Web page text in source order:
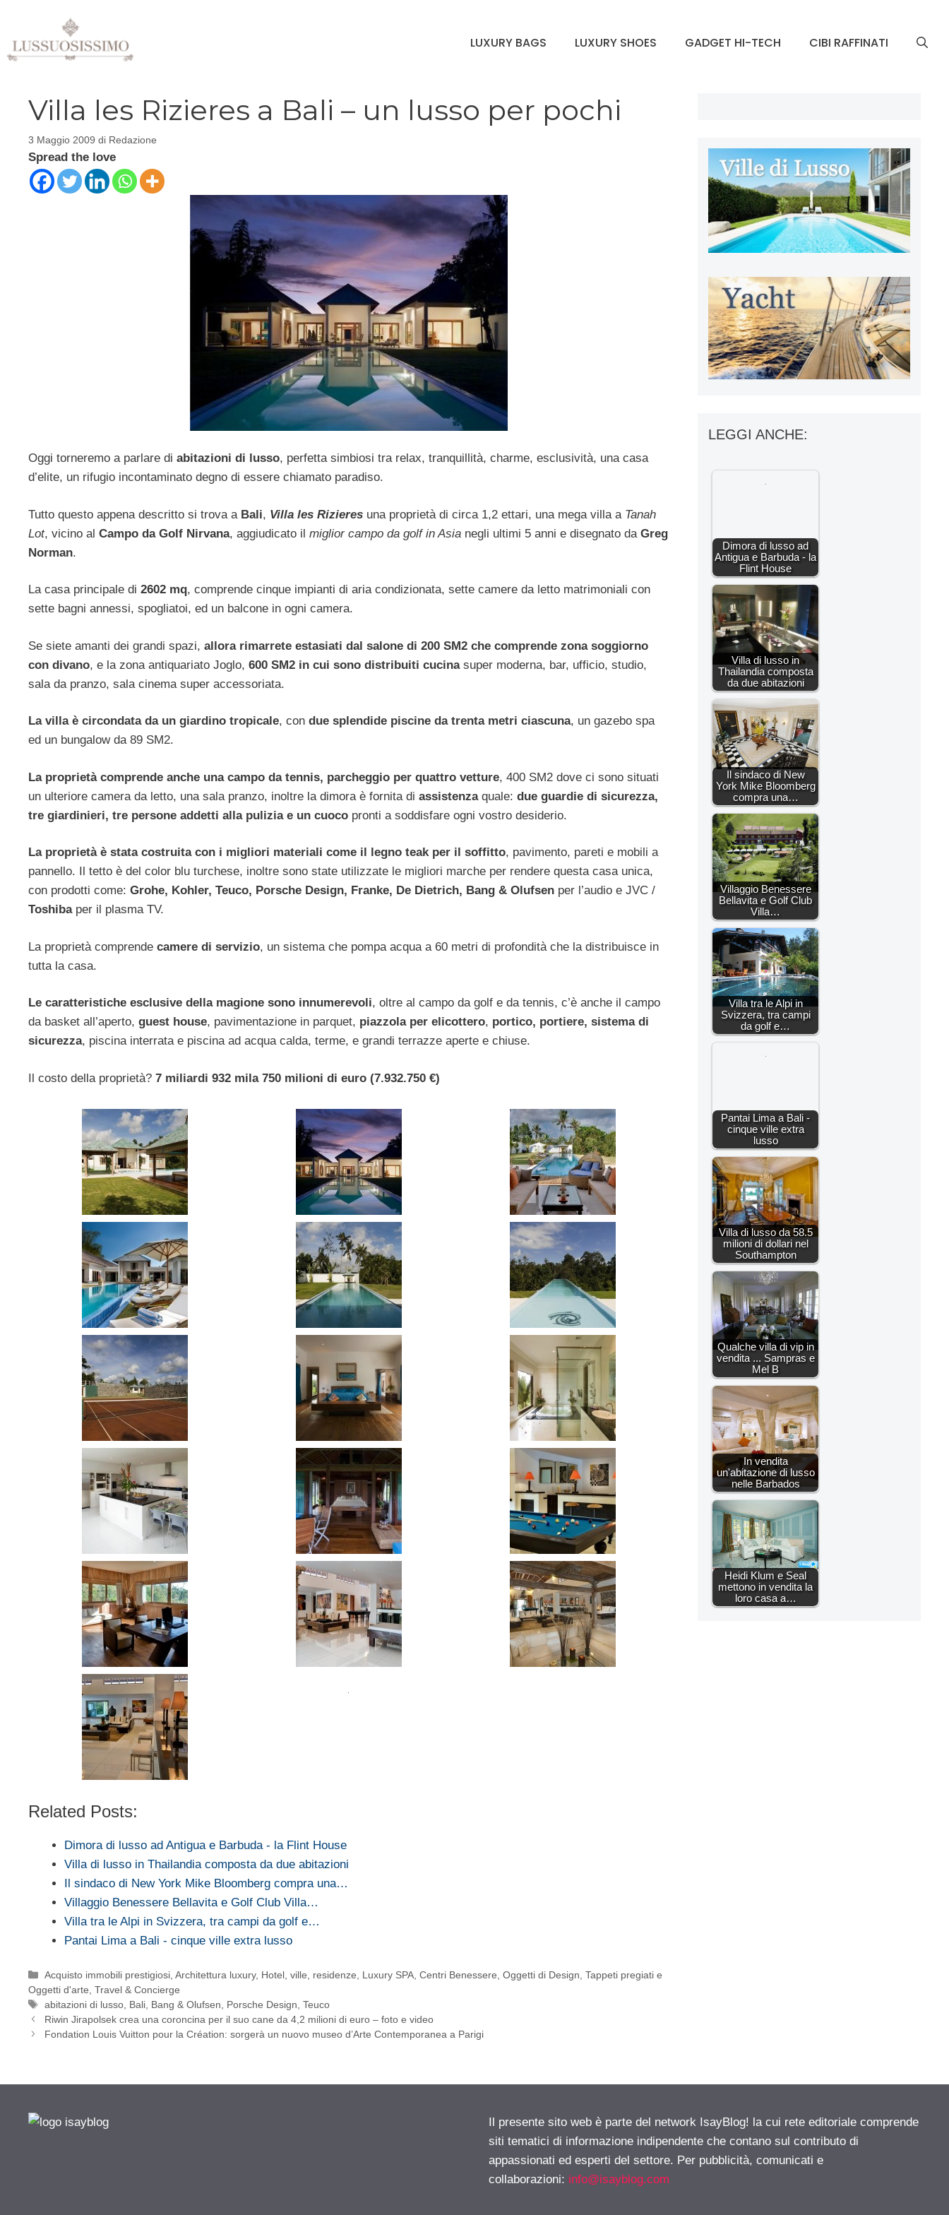
contenuto
LUXURY BAGS LUXURY SHOES GADGET HI-TECH CIBI RAFFINATI
Villa les Rizieres a Bali – un lusso per pochi
3 Maggio 2009 di Redazione
Spread the love
Oggi torneremo a parlare di abitazioni di lusso, perfetta simbiosi tra relax, tranquillità, charme, esclusività, una casa
d’elite, un rifugio incontaminato degno di essere chiamato paradiso.
Tutto questo appena descritto si trova a Bali, Villa les Rizieres una proprietà di circa 1,2 ettari, una mega villa a Tanah
Lot, vicino al Campo da Golf Nirvana, aggiudicato il miglior campo da golf in Asia negli ultimi 5 anni e disegnato da Greg
Norman.
La casa principale di 2602 mq, comprende cinque impianti di aria condizionata, sette camere da letto matrimoniali con
sette bagni annessi, spogliatoi, ed un balcone in ogni camera.
Se siete amanti dei grandi spazi, allora rimarrete estasiati dal salone di 200 SM2 che comprende zona soggiorno
con divano, e la zona antiquariato Joglo, 600 SM2 in cui sono distribuiti cucinasuper moderna, bar, ufficio, studio,
sala da pranzo, sala cinema super accessoriata.
La villa è circondata da un giardino tropicale, con due splendide piscine da trenta metri ciascuna, un gazebo spa
ed un bungalow da 89 SM2.
La proprietà comprende anche una campo da tennis, parcheggio per quattro vetture, 400 SM2 dove ci sono situati
un ulteriore camera da letto, una sala pranzo, inoltre la dimora è fornita di assistenzaquale: due guardie di sicurezza,
tre giardinieri, tre persone addetti alla pulizia e un cuoco pronti a soddisfare ogni vostro desiderio.
La proprietà è stata costruita con i migliori materiali come il legno teak per il soffitto, pavimento, pareti e mobili a
pannello. Il tetto è del color blu turchese, inoltre sono state utilizzate le migliori marche per rendere questa casa unica,
con prodotti come: Grohe, Kohler, Teuco, Porsche Design, Franke, De Dietrich, Bang & Olufsen per l’audio e JVC /
Toshibaper il plasma TV.
La proprietà comprende camere di servizio, un sistema che pompa acqua a 60 metri di profondità che la distribuisce in
tutta la casa.
Le caratteristiche esclusive della magione sono innumerevoli, oltre al campo da golf e da tennis, c’è anche il campo
da basket all’aperto, guest house, pavimentazione in parquet, piazzola per elicottero, portico, portiere, sistema di
sicurezza, piscina interrata e piscina ad acqua calda, terme, e grandi terrazze aperte e chiuse.
Il costo della proprietà? 7 miliardi 932 mila 750 milioni di euro (7.932.750 €)
Related Posts:
Dimora di lusso ad Antigua e Barbuda - la Flint House
Villa di lusso in Thailandia composta da due abitazioni
Il sindaco di New York Mike Bloomberg compra una…
Villaggio Benessere Bellavita e Golf Club Villa…
Villa tra le Alpi in Svizzera, tra campi da golf e…
Pantai Lima a Bali - cinque ville extra lusso
Categorie
Acquisto immobili prestigiosi ,Architettura luxury, Hotel, ville, residenze Luxury SPA, Centri Benessere ,Oggetti di Design ,Tappeti pregiati e
Oggetti d'arte Travel & Concierge
Tag
abitazioni di lusso Bali Bang & Olufsen Porsche Design ,Teuco
Riwin Jirapolsek crea una coroncina per il suo cane da 4,2 milioni di euro – foto e video
Fondation Louis Vuitton pour la Création: sorgerà un nuovo museo d’Arte Contemporanea a Parigi
LEGGI ANCHE:
Dimora di lusso ad
Antigua e Barbuda - la
Flint House
Villa di lusso in
Thailandia composta
da due abitazioni
Il sindaco di New
York Mike Bloomberg
compra una…
Villaggio Benessere
Bellavita e Golf Club
Villa…
Villa tra le Alpi in
Svizzera, tra campi
da golf e…
Pantai Lima a Bali -
cinque ville extra
lusso
Villa di lusso da 58.5
milioni di dollari nel
Southampton
Qualche villa di vip in
vendita ... Sampras e
Mel B
In vendita
un'abitazione di lusso
nelle Barbados
Heidi Klum e Seal
mettono in vendita la
loro casa a…
Il presente sito web è parte del network IsayBlog! la cui rete editoriale comprende
siti tematici di informazione indipendente che contano sul contributo di
appassionati ed esperti del settore. Per pubblicità, comunicati e
collaborazioni: info@isayblog.com